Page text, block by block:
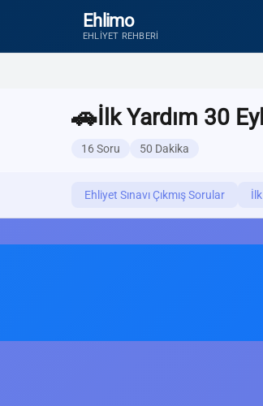
Ehlimo
EHLIYET REHBERI
🚗İlk Yardım 30
16 Soru 50 Dakika
Ehliyet Sınavı Çıkmış Sorular